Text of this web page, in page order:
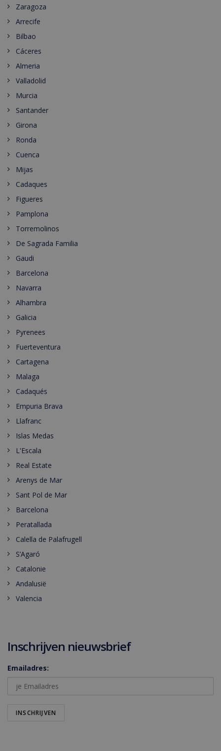
Zaragoza
Arrecife
Bilbao
Cáceres
Almeria
Valladolid
Murcia
Santander
Girona
Ronda
Cuenca
Mijas
Cadaques
Figueres
Pamplona
Torremolinos
De Sagrada Familia
Gaudi
Barcelona
Navarra
Alhambra
Galicia
Pyrenees
Fuerteventura
Cartagena
Malaga
Cadaqués
Empuria Brava
Llafranc
Islas Medas
L'Escala
Real Estate
Arenys de Mar
Sant Pol de Mar
Barcelona
Peratallada
Calella de Palafrugell
S’Agaró
Catalonie
Andalusië
Valencia
Inschrijven nieuwsbrief
Emailadres: